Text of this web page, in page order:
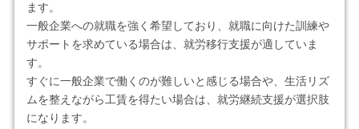
ます。
一般企業への就職を強く希望しており、就職に向けた訓練や
サポートを求めている場合は、就労移行支援が適していま
す。
すぐに一般企業で働くのが難しいと感じる場合や、生活リズ
ムを整えながら工賃を得たい場合は、就労継続支援が選択肢
になります。